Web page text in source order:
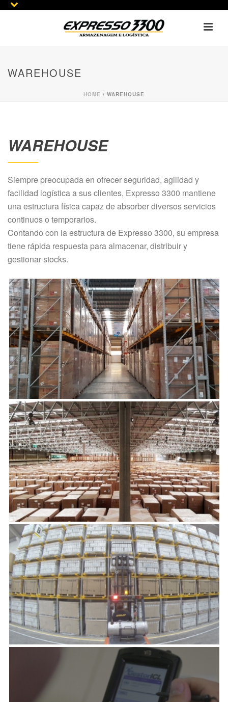
WAREHOUSE
HOME / WAREHOUSE
WAREHOUSE
Siempre preocupada en ofrecer seguridad, agilidad y
facilidad logística a sus clientes, Expresso 3300 mantiene
una estructura física capaz de absorber diversos servicios
continuos o temporarios.
Contando con la estructura de Expresso 3300, su empresa
tiene rápida respuesta para almacenar, distribuir y
gestionar stocks.